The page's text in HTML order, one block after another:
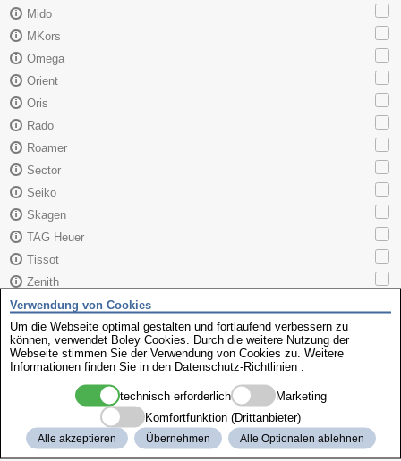
Mido
MKors
Omega
Orient
Oris
Rado
Roamer
Sector
Seiko
Skagen
TAG Heuer
Tissot
Zenith
Citizen 4-K001749
HerstellerTeile-Nr. Beschreibung Artikel-Nr.
Glas Citizen 54-71400
91415471400
Citizen
54-71405G
91415471405G
Verwendung von Cookies
Um die Webseite optimal gestalten und fortlaufend verbessern zu
können, verwendet Boley Cookies. Durch die weitere Nutzung der
Webseite stimmen Sie der Verwendung von Cookies zu. Weitere
Informationen finden Sie in den Datenschutz-Richtlinien
technisch erforderlich
Marketing
Komfortfunktion (Drittanbieter)
Alle akzeptieren Übernehmen Alle Optionalen ablehnen